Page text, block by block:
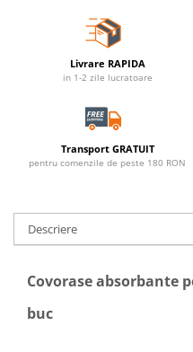
Livrare RAPIDA
in 1-2 zile lucratoare
Transport GRATUIT
pentru comenzile de peste 180 RON
Descriere
Covorase absorbante
buc